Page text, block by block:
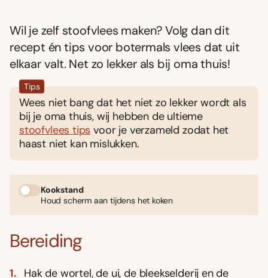
Wil je zelf stoofvlees maken? Volg dan dit
recept én tips voor botermals vlees dat uit
elkaar valt. Net zo lekker als bij oma thuis!
Tips
Wees niet bang dat het niet zo lekker wordt als
bij je oma thuis, wij hebben de ultieme
stoofvlees tips voor je verzameld zodat het
haast niet kan mislukken.
Kookstand
Houd scherm aan tijdens het koken
Bereiding
Hak de wortel, de ui, de bleekselderij en de